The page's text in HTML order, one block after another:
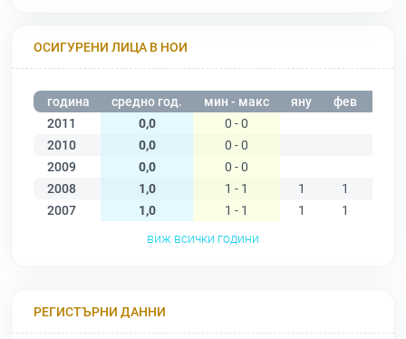
ОСИГУРЕНИ ЛИЦА В НОИ
година средно год. мин - макс яну фев
2011
0,0
0 - 0
2010
0,0
0 - 0
2009
0,0
0 - 0
2008
1,0 1 - 1 1 1
2007
1,0 1 - 1 1 1
виж всички години
РЕГИСТЪРНИ ДАННИ